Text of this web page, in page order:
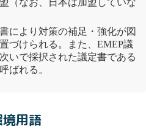
（なお、日本は加盟していな
により対策の補足・強化が図
づけられる。また、 EMEP議
いで採択された議定書である
ばれる。
用語